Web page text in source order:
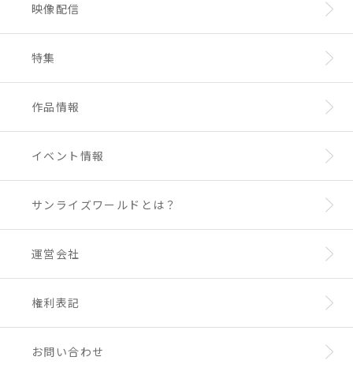
映像配信
特集
作品情報
イベント情報
サンライズワールドとは？
運営会社
権利表記
お問い合わせ